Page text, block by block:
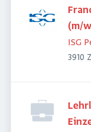
(m/
ISG
3910